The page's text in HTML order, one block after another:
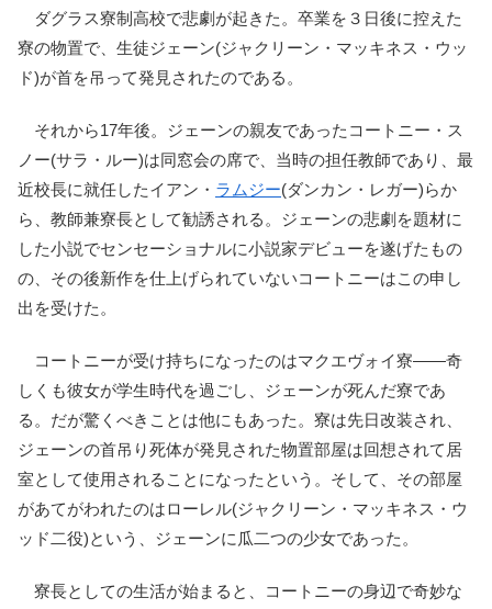
ダグラス寮制高校で悲劇が起きた。卒業を３日後に控えた
寮の物置で、生徒ジェーン(ジャクリーン・マッキネス・ウッ
ド)が首を吊って発見されたのである。
それから17年後。ジェーンの親友であったコートニー・ス
ノー(サラ・ルー)は同窓会の席で、当時の担任教師であり、最
近校長に就任したイアン・ ラムジー(ダンカン・レガー)らか
ら、教師兼寮長として勧誘される。ジェーンの悲劇を題材に
した小説でセンセーショナルに小説家デビューを遂げたもの
の、その後新作を仕上げられていないコートニーはこの申し
出を受けた。
コートニーが受け持ちになったのはマクエヴォイ寮――奇
しくも彼女が学生時代を過ごし、ジェーンが死んだ寮であ
る。だが驚くべきことは他にもあった。寮は先日改装され、
ジェーンの首吊り死体が発見された物置部屋は回想されて居
室として使用されることになったという。そして、その部屋
があてがわれたのはローレル(ジャクリーン・マッキネス・ウ
ッド二役)という、ジェーンに瓜二つの少女であった。
寮長としての生活が始まると、コートニーの身辺で奇妙な